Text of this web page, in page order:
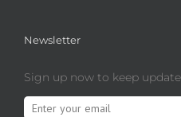
Newsletter
Sign up now to keep